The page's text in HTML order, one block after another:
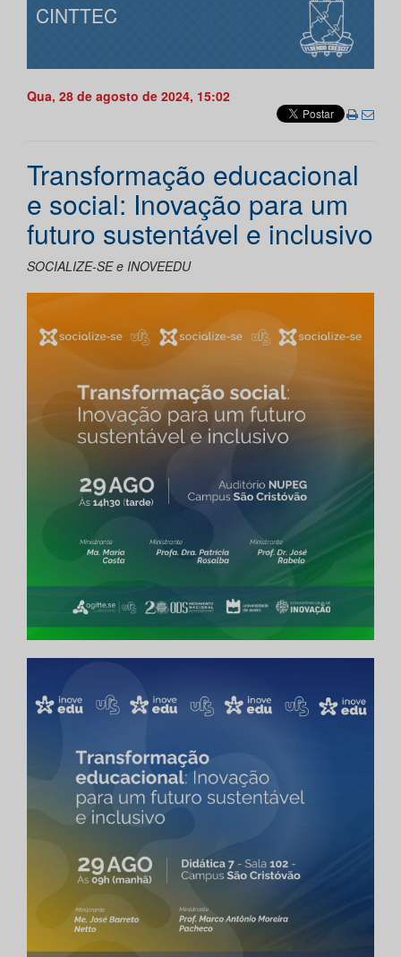
CINTTEC
Qua, 28 de agosto de 2024, 15:02
Transformação educacional
e social: Inovação para um
futuro sustentável e inclusivo
SOCIALIZE-SE e INOVEEDU